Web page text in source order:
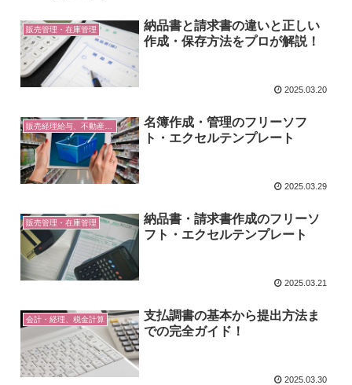
販売管理・在庫管理
納品書と請求書の違いと正しい
作成・保存方法をプロが解説！
2025.03.20
名簿作成・管理のフリーソフ
ト・エクセルテンプレート
2025.03.29
販売管理・在庫管理
納品書・請求書作成のフリーソ
フト・エクセルテンプレート
2025.03.21
会計・経理、税金計算
支払調書の基本から提出方法ま
での完全ガイド！
2025.03.30